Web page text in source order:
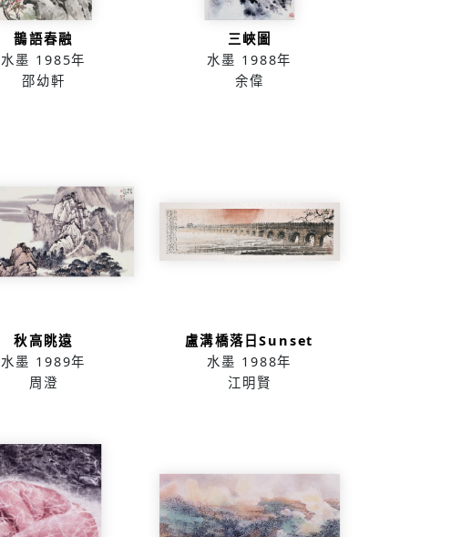
鵲語春融
水墨 1985年
邵幼軒
三峽圖
水墨 1988年
余偉
秋高眺遠
水墨 1989年
周澄
盧溝橋落日Sunset
水墨 1988年
江明賢